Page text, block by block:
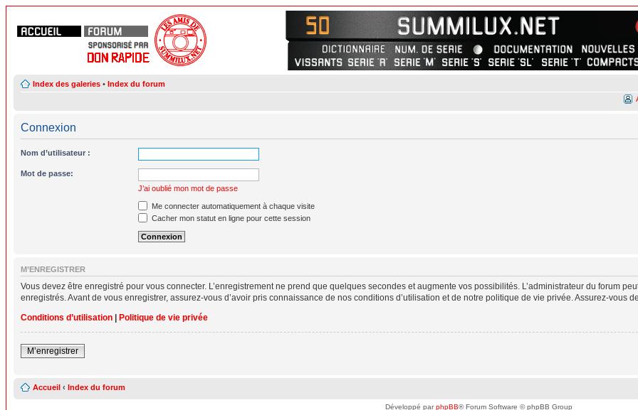
Index des galeries • Index du forum
Connexion
Nom d’utilisateur :
Mot de passe:
J’ai oublié mon mot de passe
Me connecter automatiquement à chaque visite
Cacher mon statut en ligne pour cette session
M’ENREGISTRER
Vous devez être enregistré pour vous connecter. L’enregistrement ne prend que quelques secondes et augmente vos possibilités. L’administrateur du forum
enregistrés. Avant de vous enregistrer, assurez-vous d’avoir pris connaissance de nos conditions d’utilisation et de notre politique de vie privée. Assurez-vous
Conditions d’utilisation | Politique de vie privée
M’enregistrer
Accueil ‹ Index du forum
Développé parphpBB® Forum Software © phpBB Group